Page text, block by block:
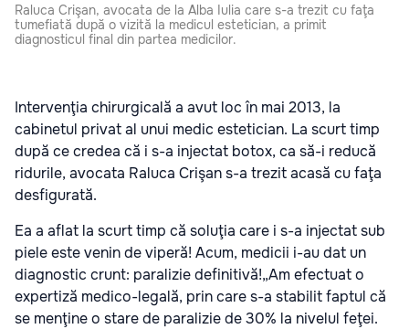
Raluca Crişan, avocata de la Alba Iulia care s-a trezit cu faţa
tumefiată după o vizită la medicul estetician, a primit
diagnosticul final din partea medicilor.
Intervenţia chirurgicală a avut loc în mai 2013, la
cabinetul privat al unui medic estetician. La scurt timp
după ce credea că i s-a injectat botox, ca să-i reducă
ridurile, avocata Raluca Crişan s-a trezit acasă cu faţa
desfigurată.
Ea a aflat la scurt timp că soluţia care i s-a injectat sub
piele este venin de viperă! Acum, medicii i-au dat un
diagnostic crunt: paralizie definitivă!„Am efectuat o
expertiză medico-legală, prin care s-a stabilit faptul că
se menţine o stare de paralizie de 30% la nivelul feţei.